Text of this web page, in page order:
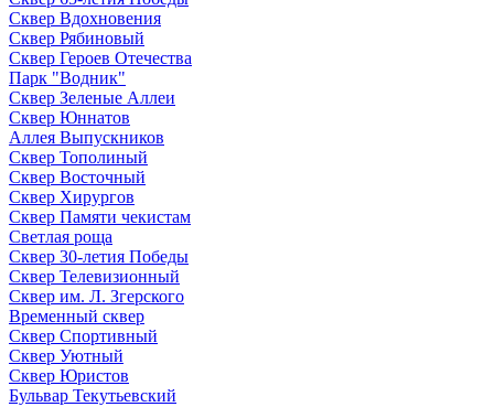
Сквер Вдохновения
Сквер Рябиновый
Сквер Героев Отечества
Парк "Водник"
Сквер Зеленые Аллеи
Сквер Юннатов
Аллея Выпускников
Сквер Тополиный
Сквер Восточный
Сквер Хирургов
Сквер Памяти чекистам
Светлая роща
Сквер 30-летия Победы
Сквер Телевизионный
Сквер им. Л. Згерского
Временный сквер
Сквер Спортивный
Сквер Уютный
Сквер Юристов
Бульвар Текутьевский